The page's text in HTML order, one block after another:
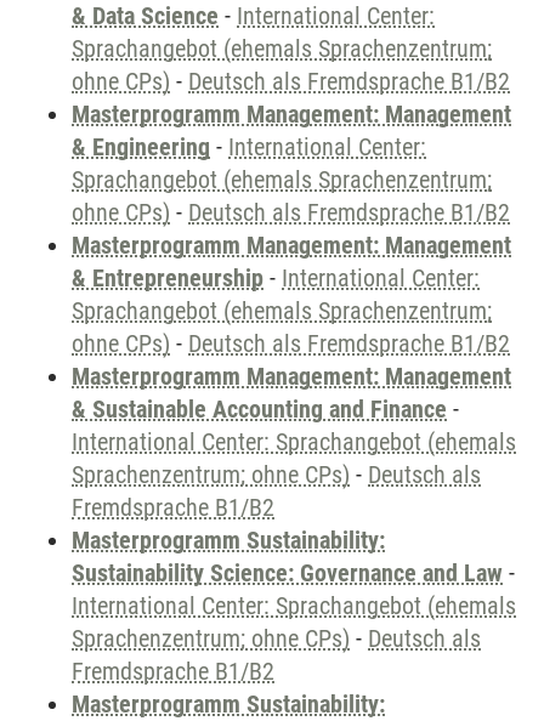
& Data Science - International Center:
Sprachangebot (ehemals Sprachenzentrum;
ohne CPs) - Deutsch als Fremdsprache B1/B2
Masterprogramm Management: Management
& Engineering - International Center:
Sprachangebot (ehemals Sprachenzentrum;
ohne CPs) - Deutsch als Fremdsprache B1/B2
Masterprogramm Management: Management
& Entrepreneurship - International Center:
Sprachangebot (ehemals Sprachenzentrum;
ohne CPs) - Deutsch als Fremdsprache B1/B2
Masterprogramm Management: Management
& Sustainable Accounting and Finance -
International Center: Sprachangebot (ehemals
Sprachenzentrum; ohne CPs) - Deutsch als
Fremdsprache B1/B2
Masterprogramm Sustainability:
Sustainability Science: Governance and Law -
International Center: Sprachangebot (ehemals
Sprachenzentrum; ohne CPs) - Deutsch als
Fremdsprache B1/B2
Masterprogramm Sustainability: